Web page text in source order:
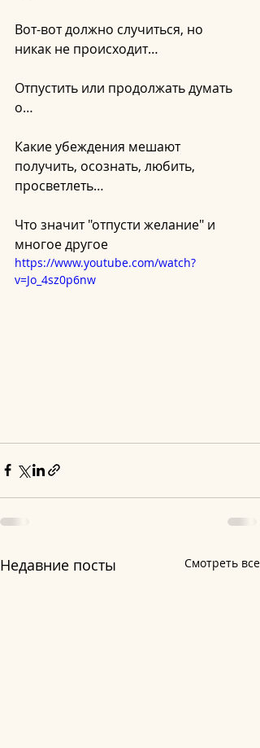
Вот-вот должно случиться, но
никак не происходит…
Отпустить или продолжать думать
о…
Какие убеждения мешают
получить, осознать, любить,
просветлеть…
Что значит "отпусти желание" и
многое другое
https://www.youtube.com/watch?
v=Jo_4sz0p6nw
Недавние посты Смотреть все